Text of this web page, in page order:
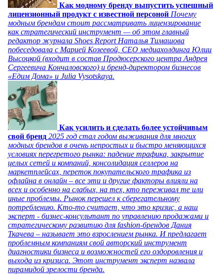
Как модному бренду выпустить успешный
лицензионный продукт с известной персоной Почему
модным брендам стоит рассматривать лицензирование
как стратегический инструмент — об этом главный
редактор журнала Shoes Report Наталья Тимашова
побеседовала с Марией Козеевой, СЕО медиахолдинга Юлии
Высоцкой (входит в состав Продюсерского центра Андрея
Сергеевича Кончаловского) и бренд-директором бизнесов
«Едим Дома» и Julia Vysotskaya.
Как усилить и сделать более устойчивым
свой бренд 2025 год стал годом выживания для многих
модных брендов в очень непростых и быстро меняющихся
условиях перегретого рынка: падение трафика, закрытие
целых сетей и компаний, консолидация селлеров на
маркетплейсах, переток покупательского трафика из
офлайна в онлайн – все эти и другие факторы влияли на
всех и особенно на слабых, на тех, кто переживал те или
иные проблемы. Рынок перешел к сберегательному
потреблению. Кто-то считает, что это кризис, а наш
эксперт - бизнес-консультант по управлению продажами и
стратегическому развитию для fashion-брендов Дания
Ткачева – называет это взрослением рынка. И предлагает
проблемным компаниям свой авторский инструмент
диагностики бизнеса и возможностей его оздоровления и
выхода из кризиса. Этот инструмент эксперт назвала
пирамидой зрелости бренда.